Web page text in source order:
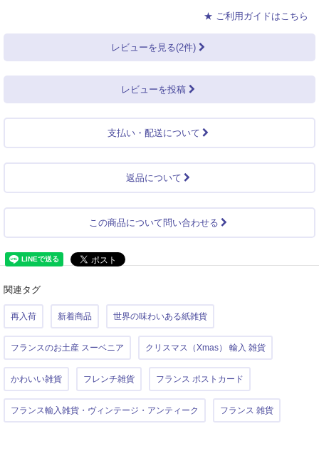
★ ご利用ガイドはこちら
レビューを見る(2件)
レビューを投稿
支払い・配送について
返品について
この商品について問い合わせる
関連タグ
再入荷 新着商品 世界の味わいある紙雑貨
フランスのお土産 スーベニア クリスマス（Xmas） 輸入 雑貨
かわいい雑貨 フレンチ雑貨 フランス ポストカード
フランス輸入雑貨・ヴィンテージ・アンティーク フランス 雑貨